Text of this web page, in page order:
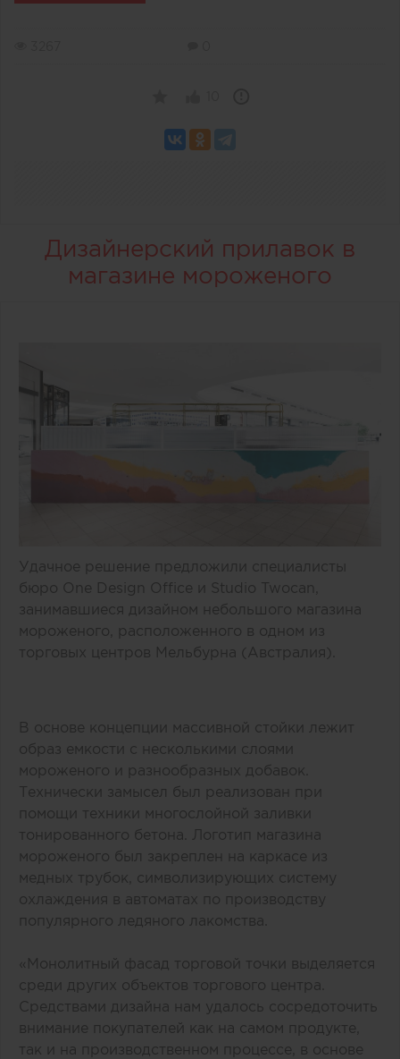
Дизайнерский прилавок в
магазине мороженого
Удачное решение предложили специалисты
бюро One Design Office и Studio Twocan,
занимавшиеся дизайном небольшого магазина
мороженого, расположенного в одном из
торговых центров Мельбурна (Австралия).
В основе концепции массивной стойки лежит
образ емкости с несколькими слоями
мороженого и разнообразных добавок.
Технически замысел был реализован при
помощи техники многослойной заливки
тонированного бетона. Логотип магазина
мороженого был закреплен на каркасе из
медных трубок, символизирующих систему
охлаждения в автоматах по производству
популярного ледяного лакомства.
«Монолитный фасад торговой точки выделяется
среди других объектов торгового центра.
Средствами дизайна нам удалось сосредоточить
внимание покупателей как на самом продукте,
так и на производственном процессе, в основе